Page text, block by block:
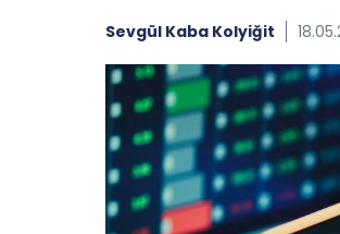
Sevgül Kaba Kolyiğit